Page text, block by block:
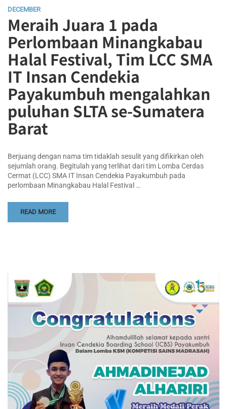
DECEMBER
Meraih Juara 1 pada
Perlombaan Minangkabau
Halal Festival, Tim LCC SMA
IT Insan Cendekia
Payakumbuh mengalahkan
puluhan SLTA se-Sumatera
Barat
Berjuang dengan nama tim tidaklah sesulit yang difikirkan oleh
sejumlah orang. Begitulah yang terlihat dari tim Lomba Cerdas
Cermat (LCC) SMA IT Insan Cendekia Payakumbuh pada
perlombaan Minangkabau Halal Festival …
READ MORE